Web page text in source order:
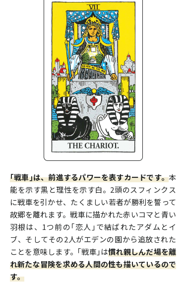
｢戦車｣は、前進するパワーを表すカードです。本
能を示す黒と理性を示す白。2頭のスフィンクス
に戦車を引かせ、たくましい若者が勝利を誓って
故郷を離れます。戦車に描かれた赤いコマと青い
羽根は、1つ前の｢恋人｣で結ばれたアダムとイ
ブ、そしてその2人がエデンの園から追放された
ことを意味します。｢戦車｣は慣れ親しんだ場を離
れ新たな冒険を求める人間の性も描いているので
す。